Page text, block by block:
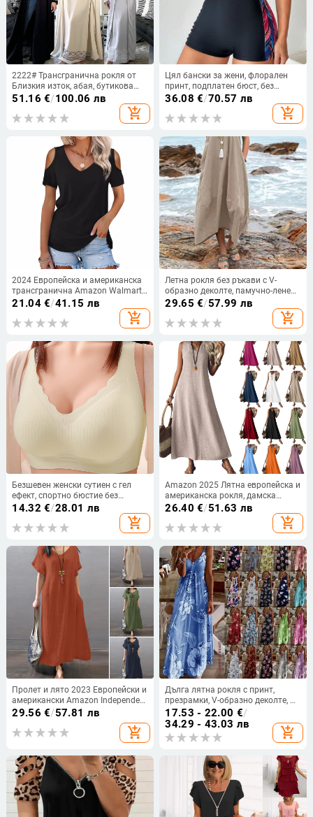
2222# Трансгранична рокля от
Близкия изток, абая, бутикова
бродерия, модна рокля с
пискюли, жилетка, мюсюлманска
рокля
51.16 €/100.06 лв
add_shopping_cart
Цял бански за жени, флорален
принт, подплатен бюст, без
банели, нейлонова материя
36.08 €/70.57 лв
add_shopping_cart
2024 Европейска и американска
трансгранична Amazon Walmart
Hot Нова дамска тениска с къс
ръкав и открито рамо, секси
базова тениска
21.04€/41.15 лв
add_shopping_cart
Летна рокля без ръкави с V-
образно деколте, памучно-ленена
материя, дълга рокля, свободна
29.65 €/57.99 лв
add_shopping_cart
Безшевен женски сутиен с гел
ефект, спортно бюстие без
банели, потник стил, стягащ за
малък бюст, красив гръб, дишащ
найлон
14.32 €/28.01 лв
add_shopping_cart
Amazon 2025 Лятна европейска и
американска рокля, дамска
рокля без ръкави, V-образно
деколте, цип на гърба, елегантна
дълга пола от едно парче
26.40 €/51.63 лв
add_shopping_cart
Пролет и лято 2023 Европейски и
американски Amazon Independent
Station ebay Памучна и ленена
широка ежедневна едноцветна
рокля с джобове Дамско облекло
29.56 €/57.81 лв
add_shopping_cart
Дълга лятна рокля с принт,
презрамки, V-образно деколте, А-
линия, без ръкав, талия средна;
материя памук-смес и полиестер
17.53 - 22.00 €/
34.29 - 43.03 лв
add_shopping_cart